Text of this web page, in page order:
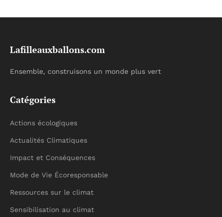
Lafilleauxballons.com
Ensemble, construisons un monde plus vert
Catégories
Actions écologiques
Actualités Climatiques
Impact et Conséquences
Mode de Vie Écoresponsable
Ressources sur le climat
Sensibilisation au climat